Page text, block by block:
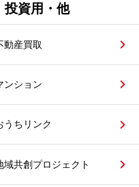
投資用・他
動産買取
ンション
うちリンク
域共創プロジェクト